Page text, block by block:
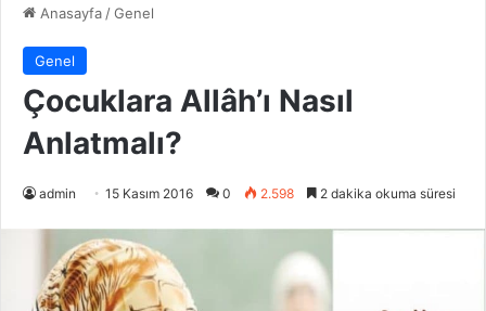
Anasayfa/Genel
Genel
Çocuklara Allâh’ı Nasıl
Anlatmalı?
admin 15 Kasım 2016 0 2.598 2 dakika okuma süresi